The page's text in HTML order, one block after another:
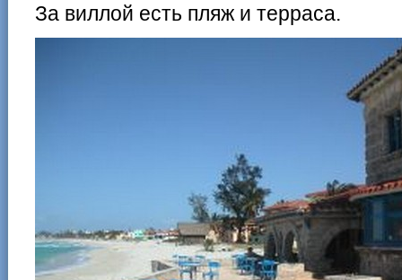
За виллой есть пляж и терраса.